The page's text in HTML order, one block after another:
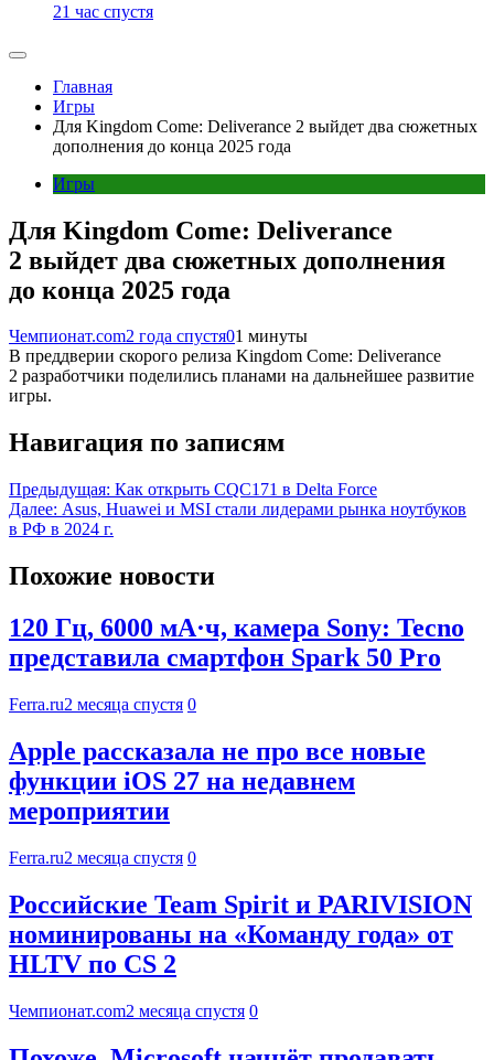
21 час спустя
Главная
Игры
Для Kingdom Come: Deliverance 2 выйдет два сюжетных
дополнения до конца 2025 года
Игры
Для Kingdom Come: Deliverance
2 выйдет два сюжетных дополнения
до конца 2025 года
Чемпионат.com2 года спустя01 минуты
В преддверии скорого релиза Kingdom Come: Deliverance
2 разработчики поделились планами на дальнейшее развитие
игры.
Навигация по записям
Предыдущая: Как открыть CQC171 в Delta Force
Далее: Asus, Huawei и MSI стали лидерами рынка ноутбуков
в РФ в 2024 г.
Похожие новости
120 Гц, 6000 мА·ч, камера Sony: Tecno
представила смартфон Spark 50 Pro
Ferra.ru2 месяца спустя 0
Apple рассказала не про все новые
функции iOS 27 на недавнем
мероприятии
Ferra.ru2 месяца спустя 0
Российские Team Spirit и PARIVISION
номинированы на «Команду года» от
HLTV по CS 2
Чемпионат.com2 месяца спустя 0